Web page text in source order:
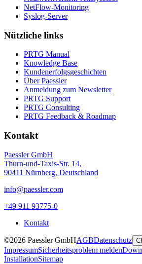
NetFlow-Monitoring
Syslog-Server
Nützliche links
PRTG Manual
Knowledge Base
Kundenerfolgsgeschichten
Über Paessler
Anmeldung zum Newsletter
PRTG Support
PRTG Consulting
PRTG Feedback & Roadmap
Kontakt
Paessler GmbH
Thurn-und-Taxis-Str. 14,
90411 Nürnberg, Deutschland
info@paessler.com
+49 911 93775-0
Kontakt
©2026 Paessler GmbHAGBDatenschutz
ImpressumSicherheitsproblem melden
InstallationSitemap